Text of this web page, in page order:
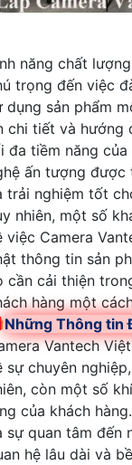
năng chất
trọng đến việc
dụng sản phẩm
chi tiết và hướng
đa tiềm năng của
ấn tượng được
trải nghiệm tốt
nhiên, một số
việc Camera
thông tin sản
cần cải thiện
hàng một
Những Thông tin
Vantech
sự chuyên
còn một số
của khách
sự quan tâm đến
hệ lâu dài và